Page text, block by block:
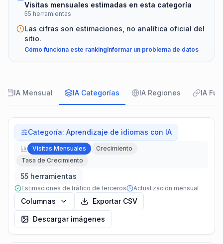
Visitas mensuales estimadas en esta categoría
55 herramientas
Las cifras son estimaciones, no analítica oficial del
sitio.
Cómo funciona este rankingInformar un problema de datos
IA Mensual IA Categorías IA Regiones IA
Categoría: Aprendizaje de idiomas con IA
Visitas Mensuales
Crecimiento
Tasa de Crecimiento
55 herramientas
Estimaciones de tráfico de terceros Actualización mensual
Columnas Exportar CSV
Descargar imágenes